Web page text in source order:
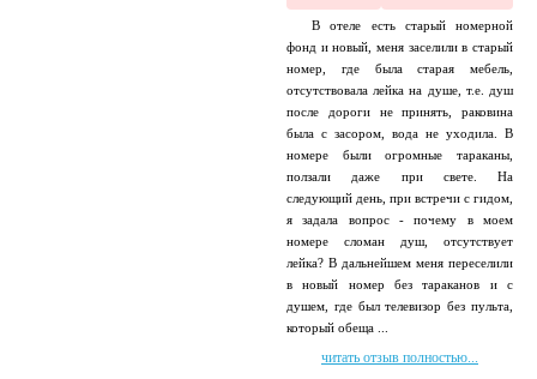
В отеле есть старый номерной
фонд и новый, меня заселили в старый
номер, где была старая мебель,
отсутствовала лейка на душе, т.е. душ
после дороги не принять, раковина
была с засором, вода не уходила. В
номере были огромные тараканы,
ползали даже при свете. На
следующий день, при встречи с гидом,
я задала вопрос - почему в моем
номере сломан душ, отсутствует
лейка? В дальнейшем меня переселили
в новый номер без тараканов и с
душем, где был телевизор без пульта,
который обеща ...
читать отзыв полностью...